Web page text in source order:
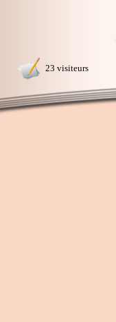
23 visiteurs